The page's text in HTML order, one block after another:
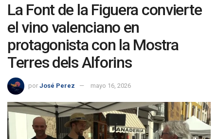
La Font de la Figuera convierte
el vino valenciano en
protagonista con la Mostra
Terres dels Alforins
por José Perez mayo 16, 2026